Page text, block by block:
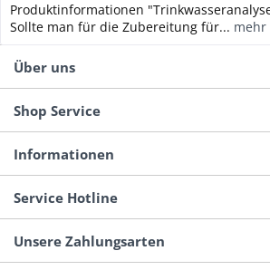
Produktinformationen
Sollte man für die Zubereitung für... mehr
Über uns
Shop Service
Informationen
Service Hotline
Unsere Zahlungsarten